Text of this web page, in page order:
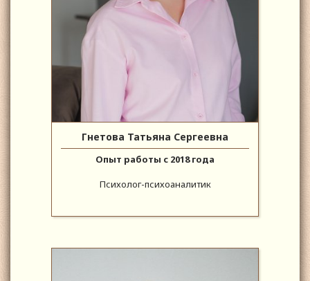
Гнетова Татьяна Сергеевна
Опыт работы с 2018 года
Психолог-психоаналитик